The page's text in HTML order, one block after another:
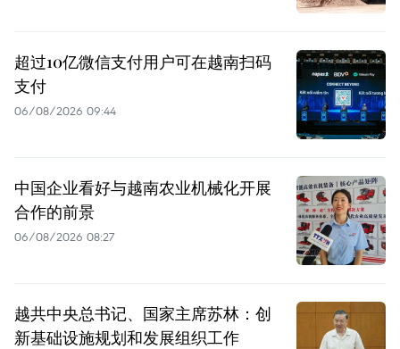
超过10亿微信支付用户可在越南扫码
支付
06/08/2026 09:44
中国企业看好与越南农业机械化开展
合作的前景
06/08/2026 08:27
越共中央总书记、国家主席苏林：创
新基础设施规划和发展组织工作